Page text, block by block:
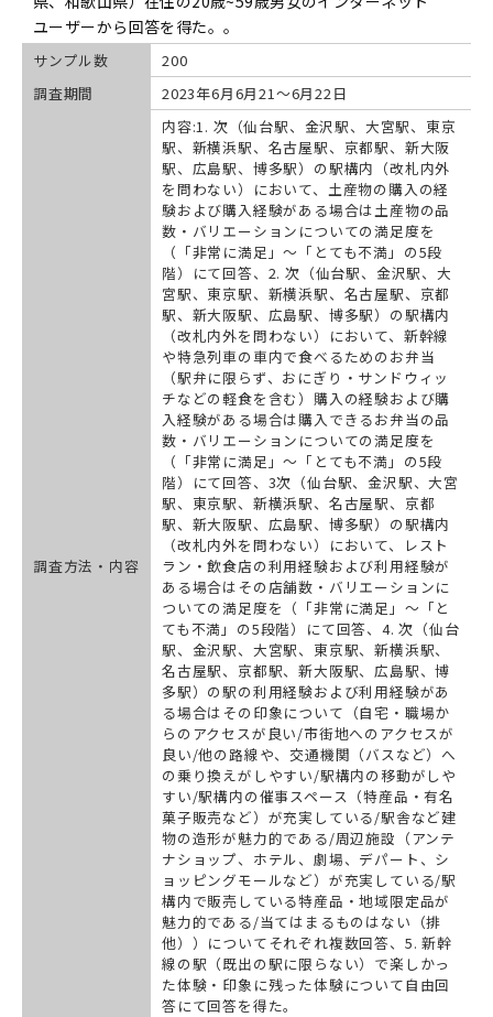
ユーザーから回答を得た。。
サンプル数
200
調査期間
2023年6月6月21～6月22日
調査方法・内容
内容:1. 次（仙台駅、金沢駅、大宮駅、東京
駅、新横浜駅、名古屋駅、京都駅、新大阪
駅、広島駅、博多駅）の駅構内（改札内外
を問わない）において、土産物の購入の経
験および購入経験がある場合は土産物の品
数・バリエーションについての満足度を
（「非常に満足」～「とても不満」の5段
階）にて回答、2. 次（仙台駅、金沢駅、大
宮駅、東京駅、新横浜駅、名古屋駅、京都
駅、新大阪駅、広島駅、博多駅）の駅構内
（改札内外を問わない）において、新幹線
や特急列車の車内で食べるためのお弁当
（駅弁に限らず、おにぎり・サンドウィッ
チなどの軽食を含む）購入の経験および購
入経験がある場合は購入できるお弁当の品
数・バリエーションについての満足度を
（「非常に満足」～「とても不満」の5段
階）にて回答、3次（仙台駅、金沢駅、大宮
駅、東京駅、新横浜駅、名古屋駅、京都
駅、新大阪駅、広島駅、博多駅）の駅構内
（改札内外を問わない）において、レスト
ラン・飲食店の利用経験および利用経験が
ある場合はその店舗数・バリエーションに
ついての満足度を（「非常に満足」～「と
ても不満」の5段階）にて回答、4. 次（仙台
駅、金沢駅、大宮駅、東京駅、新横浜駅、
名古屋駅、京都駅、新大阪駅、広島駅、博
多駅）の駅の利用経験および利用経験があ
る場合はその印象について（自宅・職場か
らのアクセスが良い/市街地へのアクセスが
良い/他の路線や、交通機関（バスなど）へ
の乗り換えがしやすい/駅構内の移動がしや
すい/駅構内の催事スペース（特産品・有名
菓子販売など）が充実している/駅舎など建
物の造形が魅力的である/周辺施設（アンテ
ナショップ、ホテル、劇場、デパート、シ
ョッピングモールなど）が充実している/駅
構内で販売している特産品・地域限定品が
魅力的である/当てはまるものはない（排
他））についてそれぞれ複数回答、5. 新幹
線の駅（既出の駅に限らない）で楽しかっ
た体験・印象に残った体験について自由回
答にて回答を得た。